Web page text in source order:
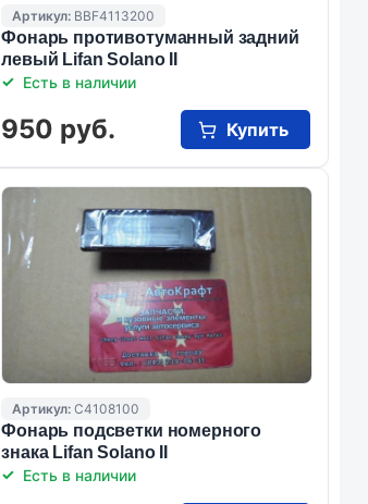
Артикул: BBF4113200
Фонарь противотуманный задний
левый Lifan Solano II
Есть в наличии
950 руб. Купить
Артикул:C4108100
Фонарь подсветки номерного
знака Lifan Solano II
Есть в наличии